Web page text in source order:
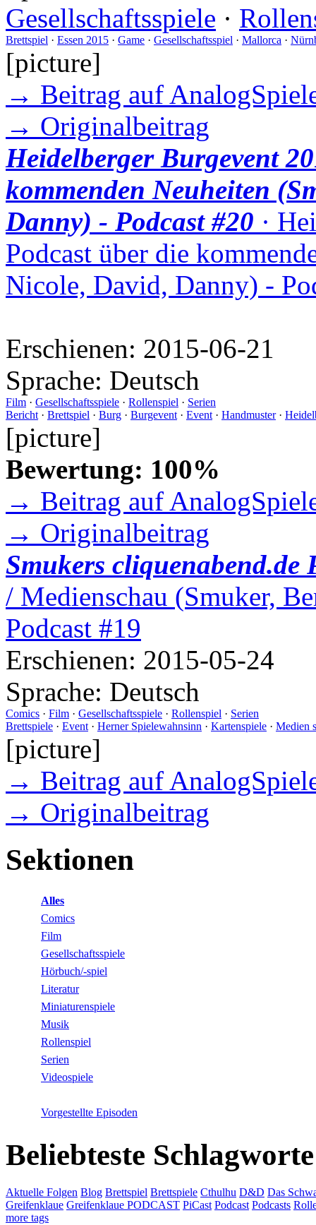
Gesellschaftsspiele ·
Brettspiel · Essen 2015 · Game · Gesellschaftsspiel · Mallorca ·
[picture]
→ Beitrag auf
→ Originalbeitrag
Heidelberger Burgevent
kommenden Neuheiten
Danny) - Podcast #20 ·
Podcast über die
Nicole, David, Danny) -
Erschienen: 2015-06-21
Sprache: Deutsch
Film · Gesellschaftsspiele · Rollenspiel · Serien
Bericht · Brettspiel · Burg · Burgevent · Event · Handmuster·
[picture]
Bewertung: 100%
→ Beitrag auf
→ Originalbeitrag
Smukers cliquenabend.de
/ Medienschau (Smuker,
Podcast #19
Erschienen: 2015-05-24
Sprache: Deutsch
Comics · Film · Gesellschaftsspiele · Rollenspiel · Serien
Brettspiele · Event · Herner Spielewahnsinn · Kartenspiele · Medien
[picture]
→ Beitrag auf
→ Originalbeitrag
Sektionen
Alles
Comics
Film
Gesellschaftsspiele
Hörbuch/-spiel
Literatur
Miniaturenspiele
Musik
Rollenspiel
Serien
Videospiele
Vorgestellte Episoden
Beliebteste Schlagworte
Aktuelle Folgen Blog Brettspiel Brettspiele Cthulhu D&D Das
Greifenklaue Greifenklaue PODCAST PiCast Podcast Podcasts
more tags